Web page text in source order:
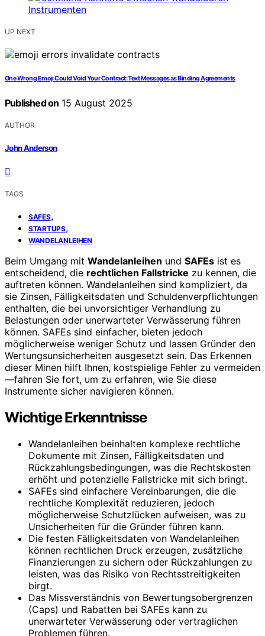
UP NEXT
One Wrong Emoji Could Void Your Contract: Text Messages as Binding Agreements
Published on 15 August 2025
AUTHOR
John Anderson
TAGS
SAFES,
STARTUPS,
WANDELANLEIHEN
Beim Umgang mit Wandelanleihen und SAFEs ist es
entscheidend, die rechtlichen Fallstricke zu kennen, die
auftreten können. Wandelanleihen sind kompliziert, da
sie Zinsen, Fälligkeitsdaten und Schuldenverpflichtungen
enthalten, die bei unvorsichtiger Verhandlung zu
Belastungen oder unerwarteter Verwässerung führen
können. SAFEs sind einfacher, bieten jedoch
möglicherweise weniger Schutz und lassen Gründer den
Wertungsunsicherheiten ausgesetzt sein. Das Erkennen
dieser Minen hilft Ihnen, kostspielige Fehler zu vermeiden
—fahren Sie fort, um zu erfahren, wie Sie diese
Instrumente sicher navigieren können.
Wichtige Erkenntnisse
Wandelanleihen beinhalten komplexe rechtliche
Dokumente mit Zinsen, Fälligkeitsdaten und
Rückzahlungsbedingungen, was die Rechtskosten
erhöht und potenzielle Fallstricke mit sich bringt.
SAFEs sind einfachere Vereinbarungen, die die
rechtliche Komplexität reduzieren, jedoch
möglicherweise Schutzlücken aufweisen, was zu
Unsicherheiten für die Gründer führen kann.
Die festen Fälligkeitsdaten von Wandelanleihen
können rechtlichen Druck erzeugen, zusätzliche
Finanzierungen zu sichern oder Rückzahlungen zu
leisten, was das Risiko von Rechtsstreitigkeiten
birgt.
Das Missverständnis von Bewertungsobergrenzen
(Caps) und Rabatten bei SAFEs kann zu
unerwarteter Verwässerung oder vertraglichen
Problemen führen.